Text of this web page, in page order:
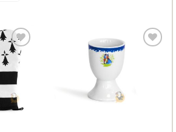
Ajouter
aux
favoris